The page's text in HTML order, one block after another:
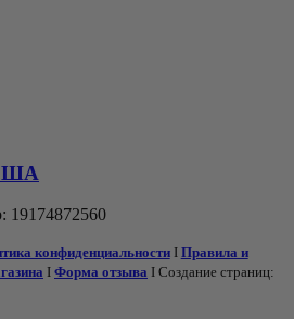
19174872560
конфиденциальностиI Правила и
I Форма отзыва I Создание страниц: